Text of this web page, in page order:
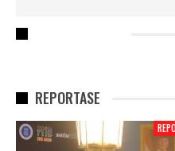
REPORTASE